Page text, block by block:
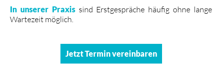
In unserer Praxissind Erstgespräche häufig ohne lange
Wartezeit möglich.
Jetzt Termin vereinbaren